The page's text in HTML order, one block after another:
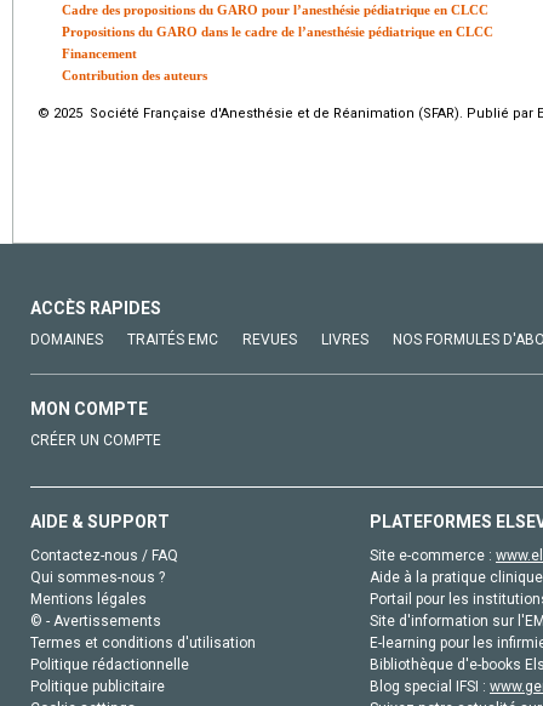
Cadre des propositions du GARO pour l’anesthésie pédiatrique en CLCC
Propositions du GARO dans le cadre de l’anesthésie pédiatrique en CLCC
Financement
Contribution des auteurs
© 2025 Société Française d'Anesthésie et de Réanimation (SFAR). Publié par
ACCÈS RAPIDES
DOMAINES TRAITÉS EMC REVUES LIVRES NOS FORMULES
MON COMPTE
CRÉER UN COMPTE
AIDE & SUPPORT
Contactez-nous / FAQ
Qui sommes-nous ?
Mentions légales
© - Avertissements
Termes et conditions d'utilisation
Politique rédactionnelle
Politique publicitaire
PLATEFORMES
Site e-commerce :
Aide à la pratique
Portail pour les
Site d'information sur
E-learning pour les
Bibliothèque d'e-books
Blog special IFSI :